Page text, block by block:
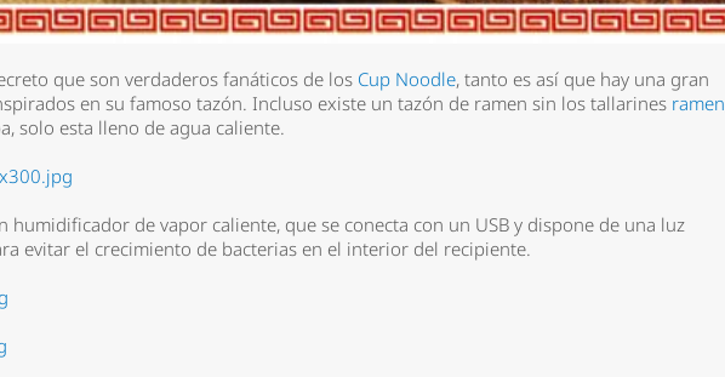
que son verdaderos fanáticos de los Cup Noodle, tanto es así que hay una gran
en su famoso tazón. Incluso existe un tazón de ramen sin los tallarines ramen
solo esta lleno de agua caliente.
humidificador de vapor caliente, que se conecta con un USB y dispone de una luz
evitar el crecimiento de bacterias en el interior del recipiente.